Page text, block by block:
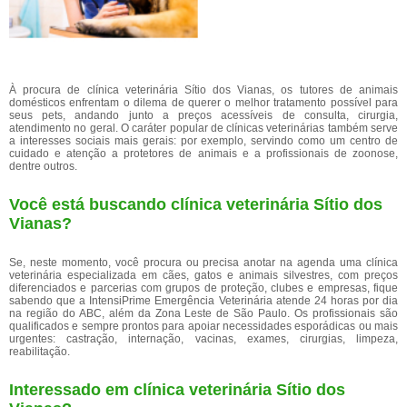
À procura de clínica veterinária Sítio dos Vianas, os tutores de animais
domésticos enfrentam o dilema de querer o melhor tratamento possível para
seus pets, andando junto a preços acessíveis de consulta, cirurgia,
atendimento no geral. O caráter popular de clínicas veterinárias também serve
a interesses sociais mais gerais: por exemplo, servindo como um centro de
cuidado e atenção a protetores de animais e a profissionais de zoonose,
dentre outros.
Você está buscando clínica veterinária Sítio dos
Vianas?
Se, neste momento, você procura ou precisa anotar na agenda uma clínica
veterinária especializada em cães, gatos e animais silvestres, com preços
diferenciados e parcerias com grupos de proteção, clubes e empresas, fique
sabendo que a IntensiPrime Emergência Veterinária atende 24 horas por dia
na região do ABC, além da Zona Leste de São Paulo. Os profissionais são
qualificados e sempre prontos para apoiar necessidades esporádicas ou mais
urgentes: castração, internação, vacinas, exames, cirurgias, limpeza,
reabilitação.
Interessado em clínica veterinária Sítio dos